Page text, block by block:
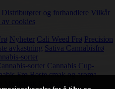
Distributører og forhandlere Vilkår
cookies
Nyheter Cali Weed Frø Precision
avkastning Sativa Cannabisfrø
sorter
sorter Cannabis Cup-
Frø Beste smak og aroma